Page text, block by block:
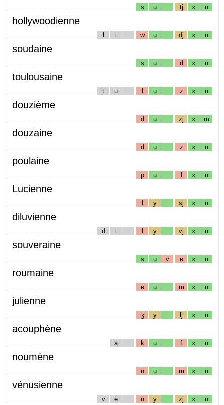
s u tj ɛ n
hollywoodienne
l i w u dj ɛ n
soudaine
s u d ɛ n
toulousaine
t u l u z ɛ n
douzième
d u zj ɛ m
douzaine
d u z ɛ n
poulaine
p u l ɛ n
Lucienne
l y sj ɛ n
diluvienne
d i l y vj ɛ n
souveraine
s u v ʁ ɛ n
roumaine
ʁ u m ɛ n
julienne
ʒ y lj ɛ n
acouphène
a k u f ɛ n
noumène
n u m ɛ n
vénusienne
v e n y zj ɛ n